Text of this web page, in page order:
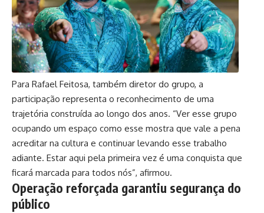
Para Rafael Feitosa, também diretor do grupo, a
participação representa o reconhecimento de uma
trajetória construída ao longo dos anos. “Ver esse grupo
ocupando um espaço como esse mostra que vale a pena
acreditar na cultura e continuar levando esse trabalho
adiante. Estar aqui pela primeira vez é uma conquista que
ficará marcada para todos nós”, afirmou.
Operação reforçada garantiu segurança do
público